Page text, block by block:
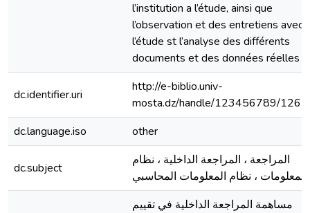
l’institution a l’étude, ainsi que
l’observation et des entretiens avec
l’étude st l’analyse des différents
documents et des données réelles .
dc.identifier.uri
http://e-biblio.univ-
mosta.dz/handle/123456789/
dc.language.iso
other
dc.subject
المراجعة ، المراجعة الداخلية ، نظام
المعلومات ، نظام المعلومات المحاسبي
مساهمة المراجعة الداخلية في تقييم